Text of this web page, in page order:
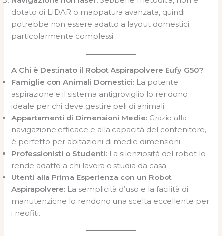
dotato di LIDAR o mappatura avanzata, quindi
potrebbe non essere adatto a layout domestici
particolarmente complessi.
A Chi è Destinato il Robot Aspirapolvere Eufy G50?
Famiglie con Animali Domestici: La potente
aspirazione e il sistema antigroviglio lo rendono
ideale per chi deve gestire peli di animali.
Appartamenti di Dimensioni Medie: Grazie alla
navigazione efficace e alla capacità del contenitore,
è perfetto per abitazioni di medie dimensioni.
Professionisti o Studenti: La silenziosità del robot lo
rende adatto a chi lavora o studia da casa.
Utenti alla Prima Esperienza con un Robot
Aspirapolvere: La semplicità d’uso e la facilità di
manutenzione lo rendono una scelta eccellente per
i neofiti.